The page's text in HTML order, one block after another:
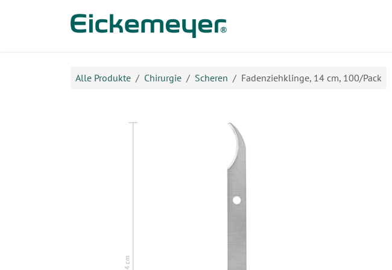
Alle Produkte Chirurgie Scheren Fadenziehklinge, 14 cm, 100/Pack